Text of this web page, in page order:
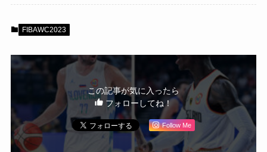
FIBAWC2023
この記事が気に入ったら
フォローしてね！
Follow Me